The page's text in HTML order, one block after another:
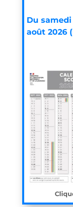
Du
août 2026